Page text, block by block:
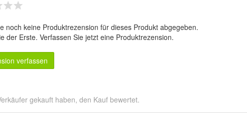
noch keine Produktrezension für dieses Produkt abgegeben.
der Erste. Verfassen Sie jetzt eine Produktrezension.
verfassen
gekauft haben, den Kauf bewertet.